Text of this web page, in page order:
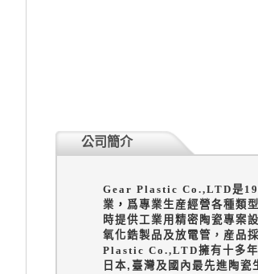
公司簡介
Gear Plastic Co.,LTD是
業 ， 爲專業生産經營各種類
時提供工業用精密陶瓷專案
氧化鋯製品及放電管，産品
Plastic Co.,LTD擁有十多
日本, 臺灣及國內最先進陶瓷